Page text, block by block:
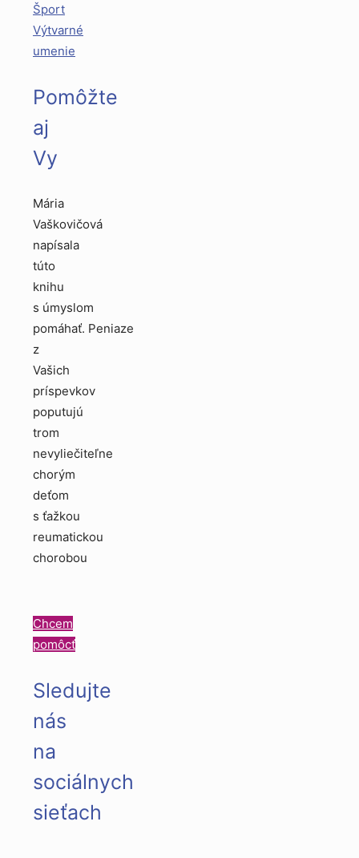
Šport
Výtvarné
umenie
Pomôžte
aj
Vy
Mária
Vaškovičová
napísala
túto
knihu
s úmyslom
pomáhať. Peniaze
z
Vašich
príspevkov
poputujú
trom
nevyliečiteľne
chorým
deťom
s ťažkou
reumatickou
chorobou
Chcem
pomôcť
Sledujte
nás
na
sociálnych
sieťach